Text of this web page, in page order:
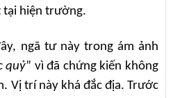
tại hiện trường.
ngã tư này trong ám ảnh
quỷ” vì đã chứng kiến không
Vị trí này khá đắc địa. Trước